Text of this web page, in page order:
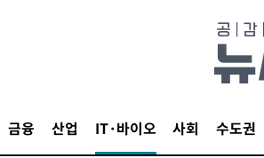
금융 산업 IT·바이오 사회 수도권
발사"
계속[내일날씨]
한국 무역적자 있어"